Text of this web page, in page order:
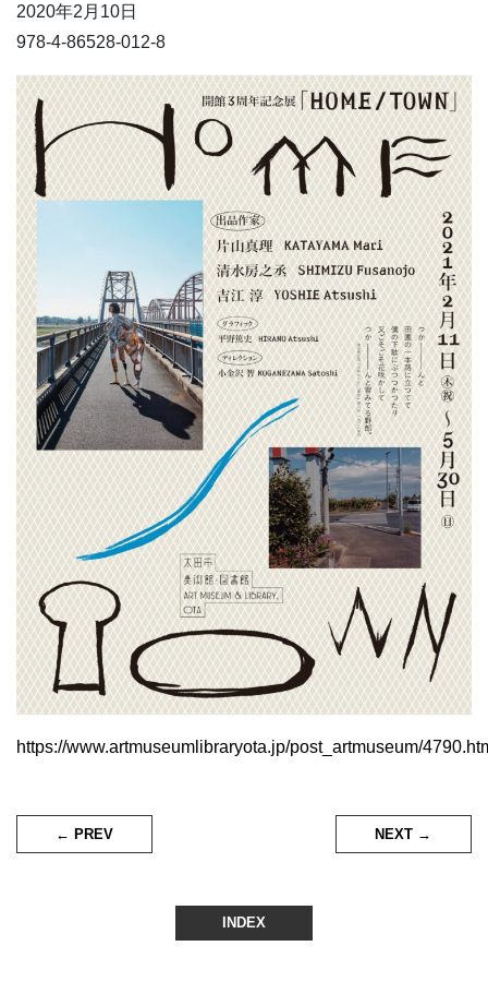
2020年2月10日
978-4-86528-012-8
https://www.artmuseumlibraryota.jp/post_artmuseum/
NEXT →
← PREV
INDEX